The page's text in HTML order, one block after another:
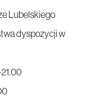
Lubelskiego
dyspozycji w